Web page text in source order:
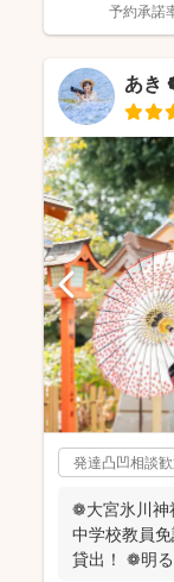
予約承諾
あき
発達凸凹相談
❁大宮氷川神
中学校教員
貸出！ ❁明